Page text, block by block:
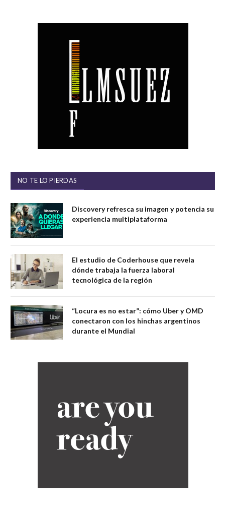
NO TE LO PIERDAS
Discovery refresca su imagen y potencia su
experiencia multiplataforma
El estudio de Coderhouse que revela
dónde trabaja la fuerza laboral
tecnológica de la región
“Locura es no estar”: cómo Uber y OMD
conectaron con los hinchas argentinos
durante el Mundial